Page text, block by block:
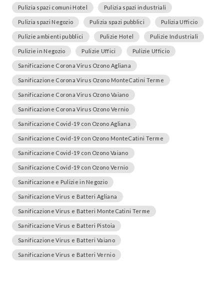
Pulizia spazi comuni Hotel Pulizia spazi industriali
Pulizia spazi Negozio Pulizia spazi pubblici Pulizia Ufficio
Pulizie ambienti pubblici Pulizie Hotel Pulizie Industriali
Pulizie in Negozio Pulizie Uffici Pulizie Ufficio
Sanificazione Corona Virus Ozono Agliana
Sanificazione Corona Virus Ozono MonteCatini Terme
Sanificazione Corona Virus Ozono Vaiano
Sanificazione Corona Virus Ozono Vernio
Sanificazione Covid-19 con Ozono Agliana
Sanificazione Covid-19 con Ozono MonteCatini Terme
Sanificazione Covid-19 con Ozono Vaiano
Sanificazione Covid-19 con Ozono Vernio
Sanificazione e Pulizie in Negozio
Sanificazione Virus e Batteri Agliana
Sanificazione Virus e Batteri MonteCatini Terme
Sanificazione Virus e Batteri Pistoia
Sanificazione Virus e Batteri Vaiano
Sanificazione Virus e Batteri Vernio